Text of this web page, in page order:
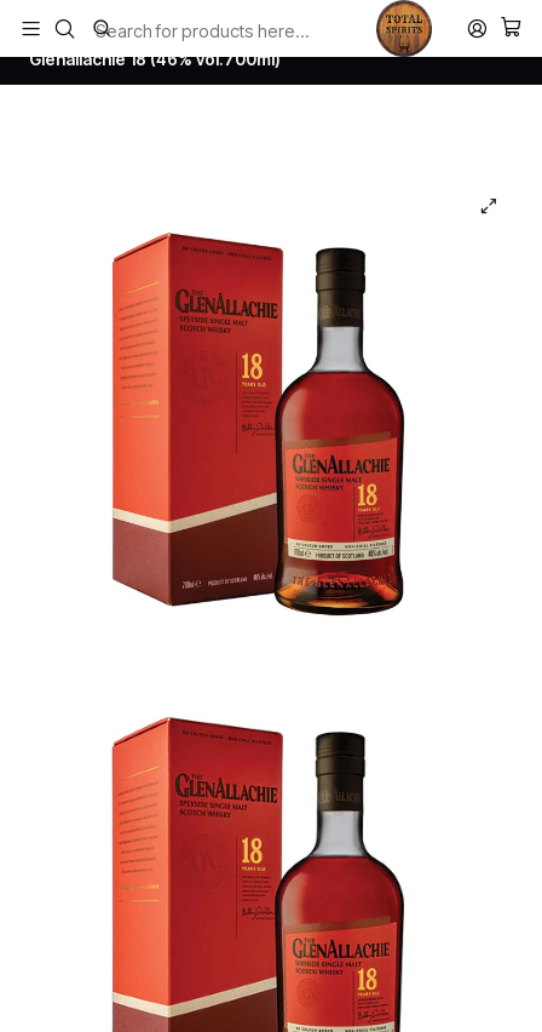
Todos los productos estan en stock. Despachamos a todo Chile.
Home Whisky
Scotch Whisky Speyside
Glenallachie 18 (46% vol.700ml)